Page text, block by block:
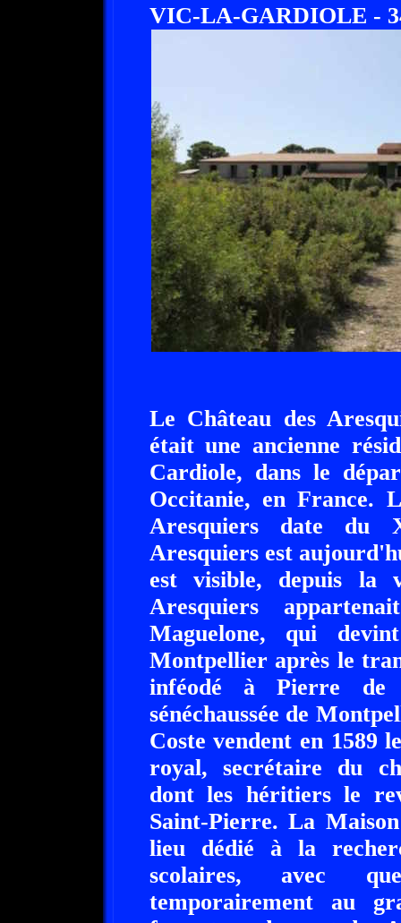
VIC-LA-GARDIOLE -
Le Château des
était une ancienne
Cardiole, dans le
Occitanie, en France.
Aresquiers date du
Aresquiers est
est visible, depuis la
Aresquiers
Maguelone, qui
Montpellier après le
inféodé à Pierre de
sénéchaussée de
Coste vendent en 1589
royal, secrétaire du
dont les héritiers le
Saint-Pierre. La
lieu dédié à la
scolaires, avec
temporairement au